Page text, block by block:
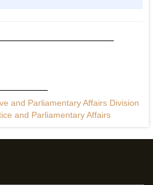
and Parliamentary Affairs Division
and Parliamentary Affairs